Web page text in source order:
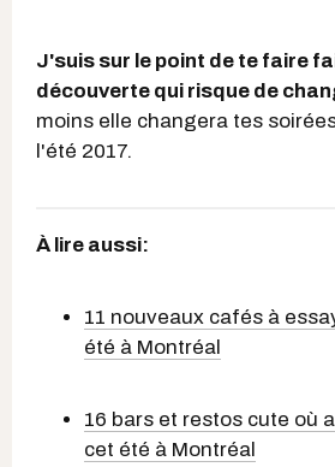
J'suis sur le point de te faire
découverte qui risque de
moins elle changera tes
l'été 2017.
À lire aussi:
11 nouveaux cafés à
été à Montréal
16 bars et restos cute où
cet été à Montréal